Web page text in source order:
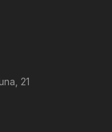
21